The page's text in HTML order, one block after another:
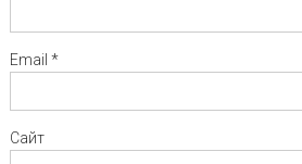
Email *
Сайт